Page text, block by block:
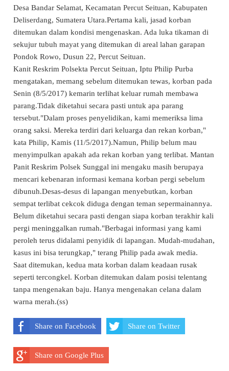
Desa Bandar Selamat, Kecamatan Percut Seituan, Kabupaten
Deliserdang, Sumatera Utara.Pertama kali, jasad korban
ditemukan dalam kondisi mengenaskan. Ada luka tikaman di
sekujur tubuh mayat yang ditemukan di areal lahan garapan
Pondok Rowo, Dusun 22, Percut Seituan.
Kanit Reskrim Polsekta Percut Seituan, Iptu Philip Purba
mengatakan, memang sebelum ditemukan tewas, korban pada
Senin (8/5/2017) kemarin terlihat keluar rumah membawa
parang.Tidak diketahui secara pasti untuk apa parang
tersebut."Dalam proses penyelidikan, kami memeriksa lima
orang saksi. Mereka terdiri dari keluarga dan rekan korban,"
kata Philip, Kamis (11/5/2017).Namun, Philip belum mau
menyimpulkan apakah ada rekan korban yang terlibat. Mantan
Panit Reskrim Polsek Sunggal ini mengaku masih berupaya
mencari kebenaran informasi kemana korban pergi sebelum
dibunuh.Desas-desus di lapangan menyebutkan, korban
sempat terlibat cekcok diduga dengan teman sepermainannya.
Belum diketahui secara pasti dengan siapa korban terakhir kali
pergi meninggalkan rumah."Berbagai informasi yang kami
peroleh terus didalami penyidik di lapangan. Mudah-mudahan,
kasus ini bisa terungkap," terang Philip pada awak media.
Saat ditemukan, kedua mata korban dalam keadaan rusak
seperti tercongkel. Korban ditemukan dalam posisi telentang
tanpa mengenakan baju. Hanya mengenakan celana dalam
warna merah.(ss)
Share on Facebook Share on Twitter
Share on Google Plus